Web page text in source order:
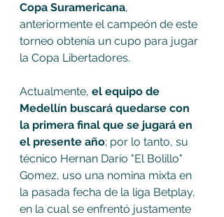
Copa Suramericana,
anteriormente el campeón de este
torneo obtenía un cupo para jugar
la Copa Libertadores.
Actualmente, el equipo de
Medellín buscará quedarse con
la primera final que se jugará en
el presente año; por lo tanto, su
técnico Hernan Darío "El Bolillo"
Gomez, uso una nomina mixta en
la pasada fecha de la liga Betplay,
en la cual se enfrentó justamente